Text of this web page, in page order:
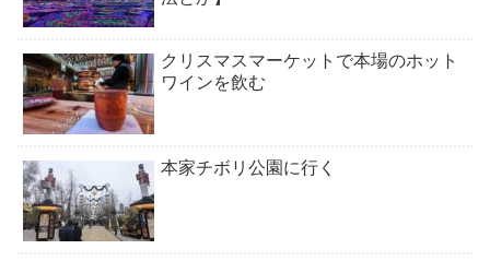
クリスマスマーケットで本場のホット
ワインを飲む
本家チボリ公園に行く